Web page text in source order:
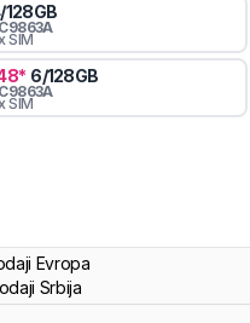
/128GB
SIM
* 6/128GB
SIM
Evropa
Srbija